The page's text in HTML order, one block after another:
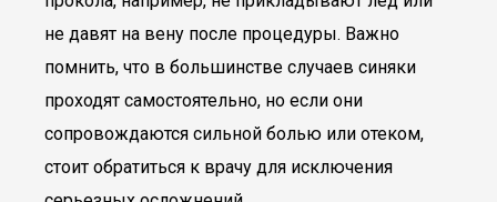
не давят на вену после процедуры. Важно
помнить, что в большинстве случаев синяки
проходят самостоятельно, но если они
сопровождаются сильной болью или отеком,
стоит обратиться к врачу для исключения